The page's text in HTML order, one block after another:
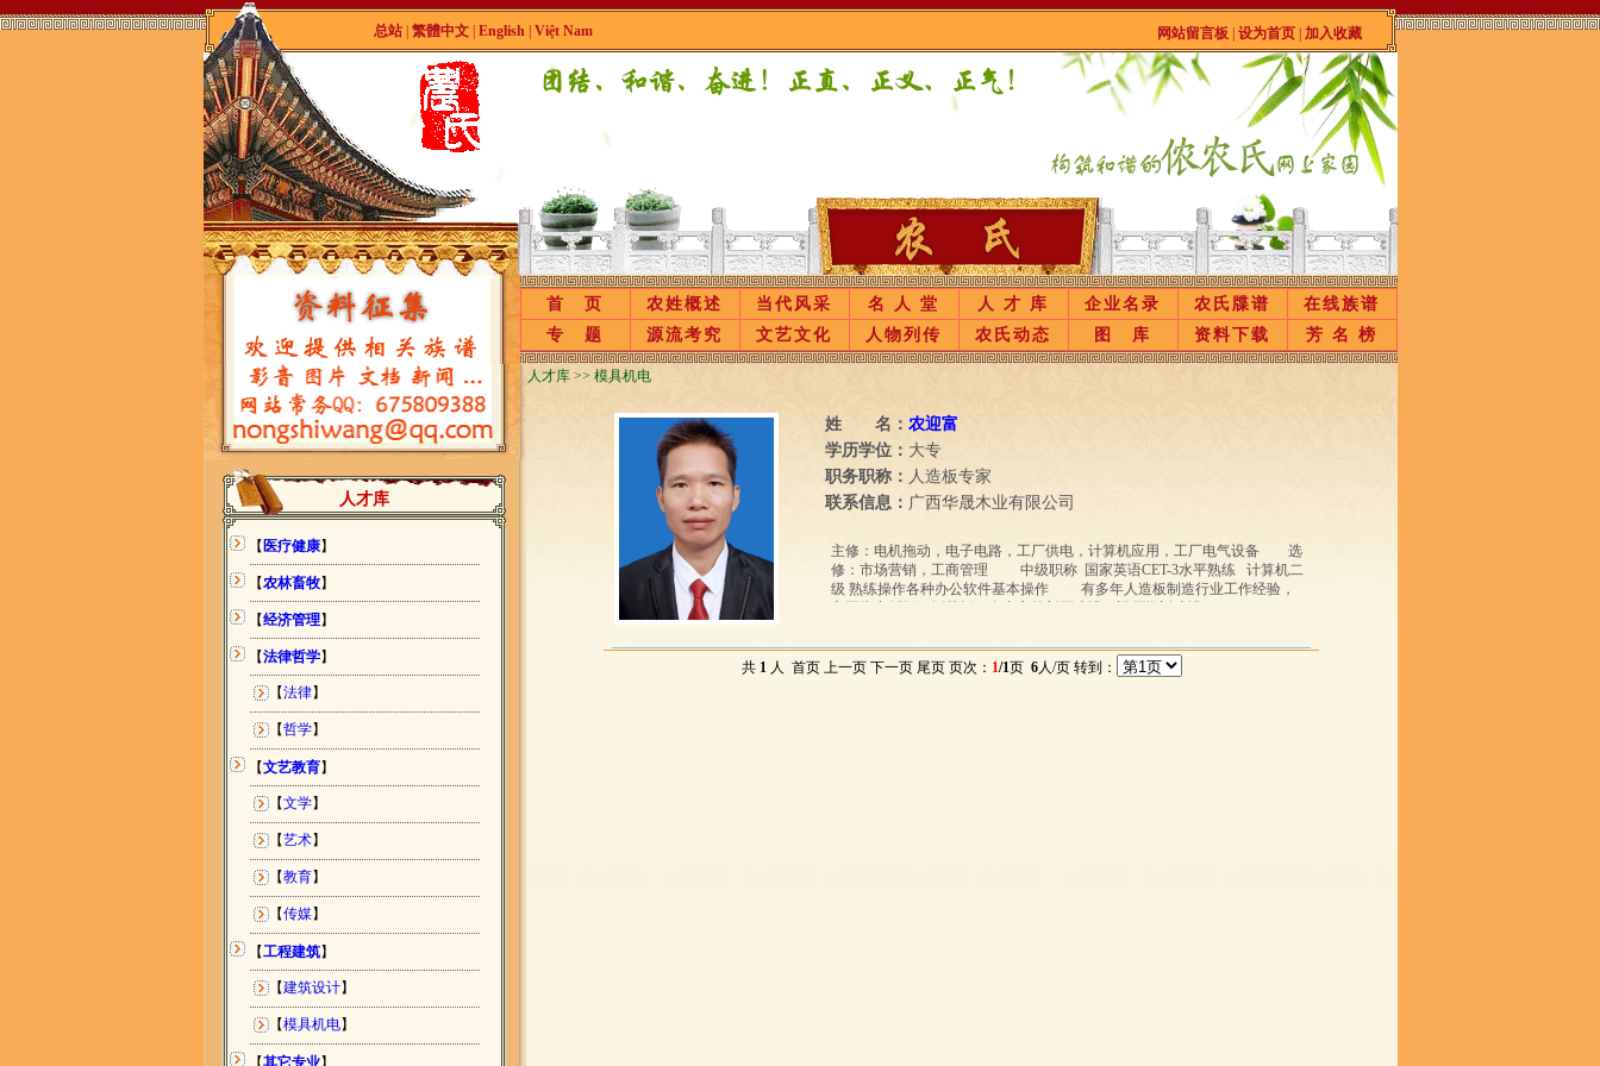
总站| 繁體中文| English Việt Nam 网站留言板| 设为首页| 加入收藏
首 页 农姓概述 当代风采 名 人 堂 人 才 库 企业名录 农氏牒谱
在线族谱
专 题
源流考究 文艺文化 人物列传 农氏动态 图 库 资料下载 芳 名 榜
人才库
【 医疗健康】
【农林畜牧】
【经济管理】
【法律哲学】
【法律】
【哲学】
【文艺教育】
【文学】
【艺术】
【教育】
【传媒】
【工程建筑】
【建筑设计】
【模具机电】
【其它专业】
人才库 >> 模具机电
姓 名： 农迎富
学历学位： 大专
职务职称： 人造板专家
联系信息： 广西华晟木业有限公司
主修：电机拖动，电子电路，工厂供电，计算机应用，工厂电气设备 选
修：市场营销，工商管理 中级职称 国家英语CET-3水平熟练 计算机二
级 熟练操作各种办公软件基本操作 有多年人造板制造行业工作经验，
共 1人 首页 上一页 下一页 尾页 页次： 1/1页 6人/页 转到：